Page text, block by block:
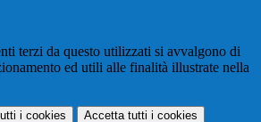
terzi da questo utilizzati si avvalgono di
ed utili alle finalità illustrate nella
i cookies Accetta tutti i cookies